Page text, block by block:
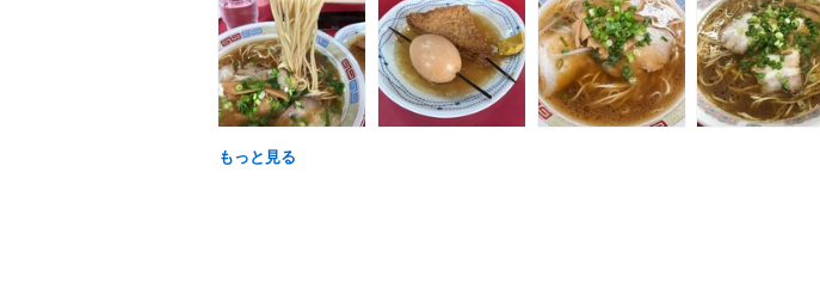
もっと見る